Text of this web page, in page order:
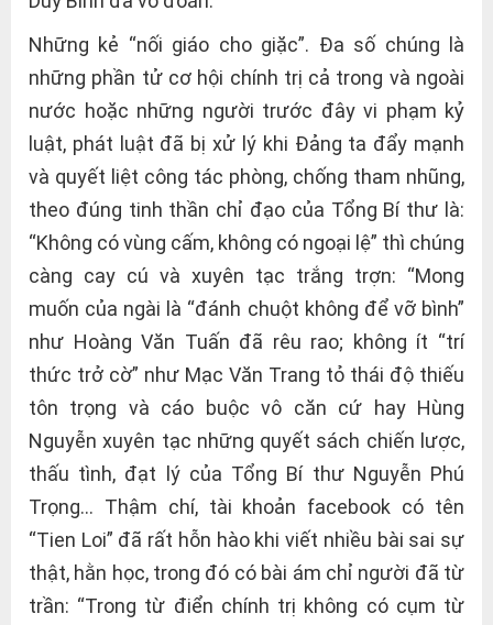
Những kẻ “nối giáo cho giặc”. Đa số chúng là
những phần tử cơ hội chính trị cả trong và ngoài
nước hoặc những người trước đây vi phạm kỷ
luật, phát luật đã bị xử lý khi Đảng ta đẩy mạnh
và quyết liệt công tác phòng, chống tham nhũng,
theo đúng tinh thần chỉ đạo của Tổng Bí thư là:
“Không có vùng cấm, không có ngoại lệ” thì chúng
càng cay cú và xuyên tạc trắng trợn: “Mong
muốn của ngài là “đánh chuột không để vỡ bình”
như Hoàng Văn Tuấn đã rêu rao; không ít “trí
thức trở cờ” như Mạc Văn Trang tỏ thái độ thiếu
tôn trọng và cáo buộc vô căn cứ hay Hùng
Nguyễn xuyên tạc những quyết sách chiến lược,
thấu tình, đạt lý của Tổng Bí thư Nguyễn Phú
Trọng… Thậm chí, tài khoản facebook có tên
“Tien Loi” đã rất hỗn hào khi viết nhiều bài sai sự
thật, hằn học, trong đó có bài ám chỉ người đã từ
trần: “Trong từ điển chính trị không có cụm từ